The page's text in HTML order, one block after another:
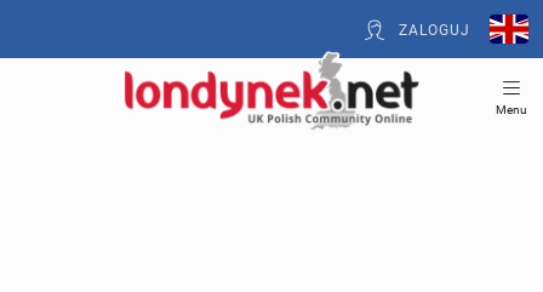
ZALOGUJ
Menu